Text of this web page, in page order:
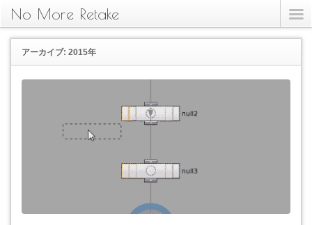
No More Retake
アーカイブ: 2015年